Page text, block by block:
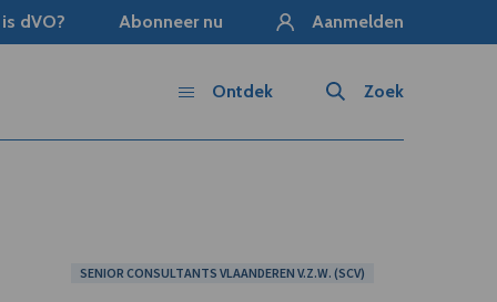
dVO? Abonneer nu Aanmelden
Zoek
Ontdek
SENIOR CONSULTANTS VLAANDEREN V.Z.W. (SCV)